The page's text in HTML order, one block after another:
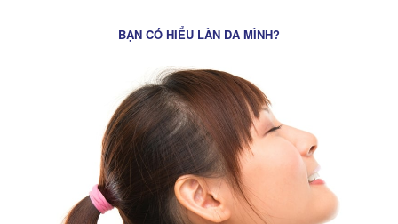
BẠN CÓ HIỂU LÀN DA MÌNH?